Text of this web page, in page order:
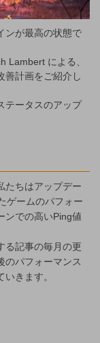
ンが最高の状態で
Lambert による、
善計画をご紹介し
テータスのアップ
たちはアップデー
ゲームのパフォー
ンでの高いPing値
る記事の毎月の更
のパフォーマンス
きます。